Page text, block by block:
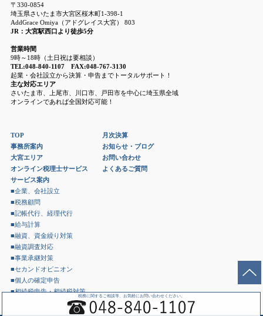
税務に関するご相談等、お気軽にお問い合わせください。
〒330-0854
埼玉県さいたま市大宮区桜木町1-398-1
AddGrace Omiya（アドグレイス大宮） 803
JR：大宮駅西口より徒歩5分
営業時間
9時～18時（土日祝は要相談）
TEL:048-840-1107 FAX:048-767-3130
起業・会社設立から決算・申告までトータルサポート！
主な対応エリア
さいたま市、上尾市、川口市、戸田市を中心に埼玉県全域
オンラインであれば全国対応可能！
TOP
事務所案内
大宮エリア
オンライン税理士サービス
サービス案内
■企業、会社設立
■税務顧問
■記帳代行、経理代行
■給与計算
■融資、資金繰り対策
■融資調査対応
■事業承継対策
■セカンドオピニオン
■個人の確定申告
■相続税申告・相続税対策
月次決算
お知らせ・ブログ
お問い合わせ
よくあるご質問